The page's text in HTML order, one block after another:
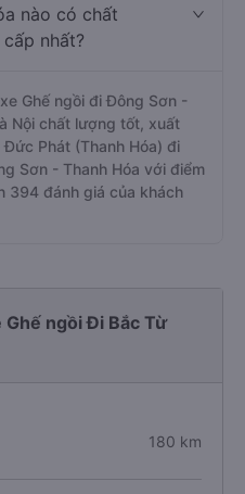
nào có chất
nhất?
Ghế ngồi đi Đông Sơn -
Nội chất lượng tốt, xuất
Phát (Thanh Hóa) đi
Sơn - Thanh Hóa với điểm
394 đánh giá của khách
ngồi Đi Bắc Từ
180 km